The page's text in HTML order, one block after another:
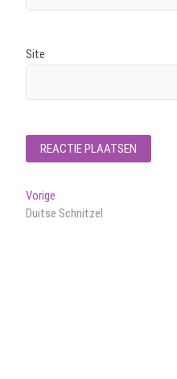
Site
Bericht
navigatie
Vorige
bericht:
Duitse Schnitzel